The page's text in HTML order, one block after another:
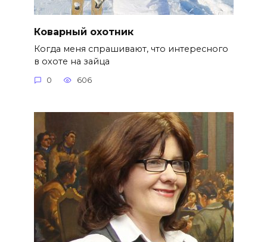
Коварный охотник
Когда меня спрашивают, что интересного
в охоте на зайца
0 606